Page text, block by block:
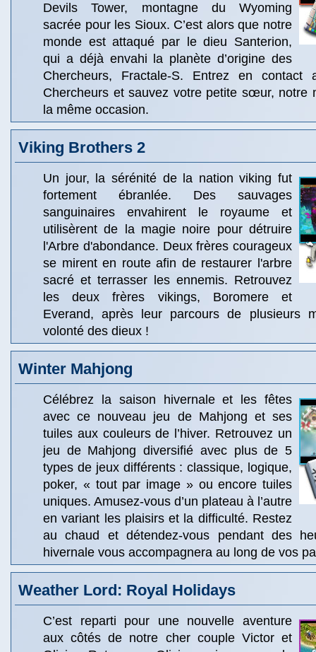
Devils Tower, montagne du Wyoming
sacrée pour les Sioux. C’est alors que notre
monde est attaqué par le dieu Santerion,
qui a déjà envahi la planète d’origine des
Chercheurs, Fractale-S. Entrez en contact
Chercheurs et sauvez votre petite sœur, notre
la même occasion.
Viking Brothers 2
Un jour, la sérénité de la nation viking fut
fortement ébranlée. Des sauvages
sanguinaires envahirent le royaume et
utilisèrent de la magie noire pour détruire
l'Arbre d'abondance. Deux frères courageux
se mirent en route afin de restaurer l'arbre
sacré et terrasser les ennemis. Retrouvez
les deux frères vikings, Boromere et
Everand, après leur parcours de plusieurs
volonté des dieux !
Winter Mahjong
Célébrez la saison hivernale et les fêtes
avec ce nouveau jeu de Mahjong et ses
tuiles aux couleurs de l’hiver. Retrouvez un
jeu de Mahjong diversifié avec plus de 5
types de jeux différents : classique, logique,
poker, « tout par image » ou encore tuiles
uniques. Amusez-vous d’un plateau à l’autre
en variant les plaisirs et la difficulté. Restez
au chaud et détendez-vous pendant des
hivernale vous accompagnera au long de vos
Weather Lord: Royal Holidays
C’est reparti pour une nouvelle aventure
aux côtés de notre cher couple Victor et